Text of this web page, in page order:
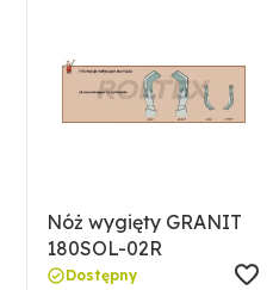
Nóż wygięty GRANIT
180SOL-02R
Dostępny